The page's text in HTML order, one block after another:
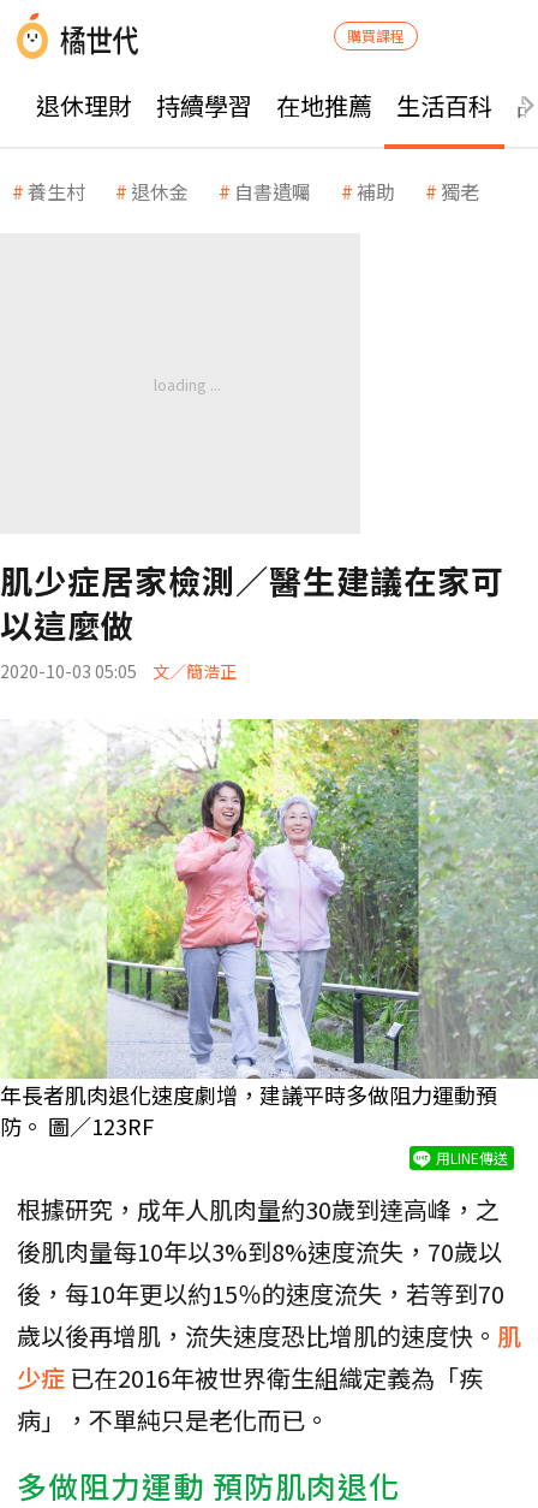
購買課程
退休理財 持續學習 在地推薦 生活百科
養生村 退休金 自書遺囑 補助 獨老
肌少症居家檢測／醫生建議在家可
以這麼做
2020-10-03 05:05 文／簡浩正
年長者肌肉退化速度劇增，建議平時多做阻力運動預
防。 圖／123RF
用LINE傳送
根據研究，成年人肌肉量約30歲到達高峰，之
後肌肉量每10年以3%到8%速度流失，70歲以
後，每10年更以約15％的速度流失，若等到70
歲以後再增肌，流失速度恐比增肌的速度快。 肌
少症 已在2016年被世界衛生組織定義為「疾
病」，不單純只是老化而已。
多做阻力運動 預防肌肉退化